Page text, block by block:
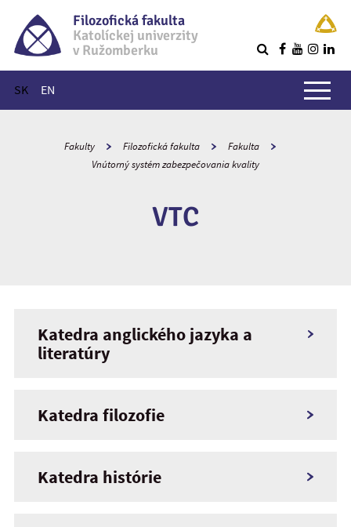
Filozofická fakulta
Katolíckej univerzity
v Ružomberku
SK EN
Hlavné menu
Fakulty Filozofická fakulta
Fakulta
Vnútorný systém zabezpečovania kvality
VTC
Katedra anglického jazyka a
literatúry
Katedra filozofie
Katedra histórie